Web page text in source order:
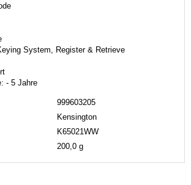
System, Register & Retrieve
- 5 Jahre
999603205
Kensington
K65021WW
200,0 g